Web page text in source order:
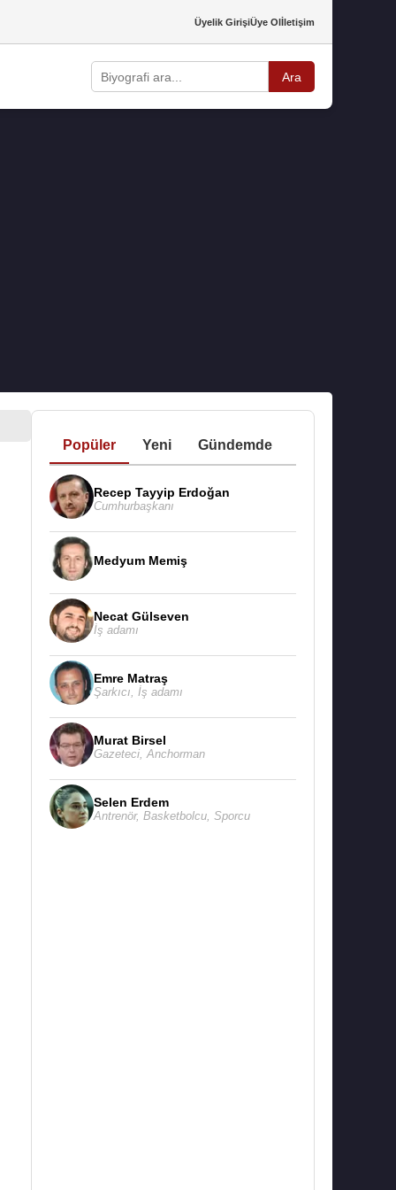
Üyelik GirişiÜye Olİletişim
Ara
Popüler Yeni Gündemde
Recep Tayyip Erdoğan
Cumhurbaşkanı
Medyum Memiş
Necat Gülseven
İş adamı
Emre Matraş
Şarkıcı İş adamı
Murat Birsel
Gazeteci, Anchorman
Selen Erdem
Antrenör, Basketbolcu, Sporcu